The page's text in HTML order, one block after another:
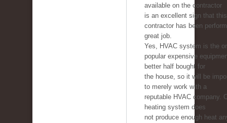
available on the contractor
is an excellent sign that this
contractor has been
great job.
Yes, HVAC system is the
popular expensive
better half bought for
the house, so it will be
to merely work with a
reputable HVAC company.
heating system does
not produce enough heat